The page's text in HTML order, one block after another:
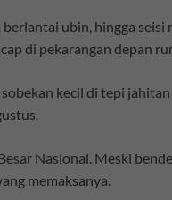
ubin, hingga seisi
di pekarangan depan
kecil di tepi
Nasional. Meski
memaksanya.